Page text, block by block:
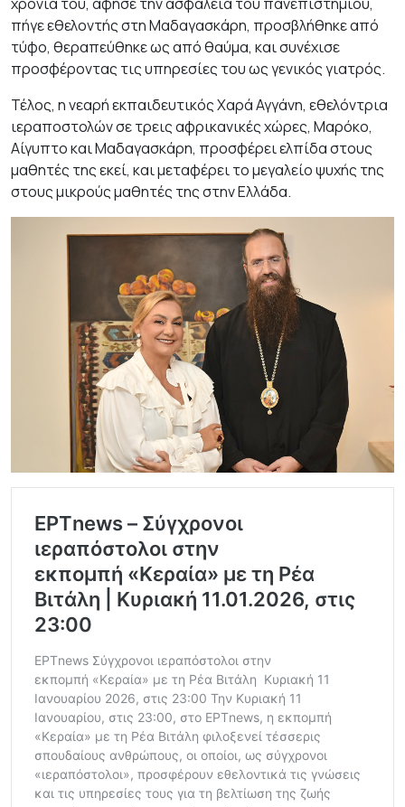
πήγε εθελοντής στη Μαδαγασκάρη, προσβλήθηκε από
τύφο, θεραπεύθηκε ως από θαύμα, και συνέχισε
προσφέροντας τις υπηρεσίες του ως γενικός γιατρός.
Τέλος, η νεαρή εκπαιδευτικός Χαρά Αγγάνη, εθελόντρια
ιεραποστολών σε τρεις αφρικανικές χώρες, Μαρόκο,
Αίγυπτο και Μαδαγασκάρη, προσφέρει ελπίδα στους
μαθητές της εκεί, και μεταφέρει το μεγαλείο ψυχής της
στους μικρούς μαθητές της στην Ελλάδα.